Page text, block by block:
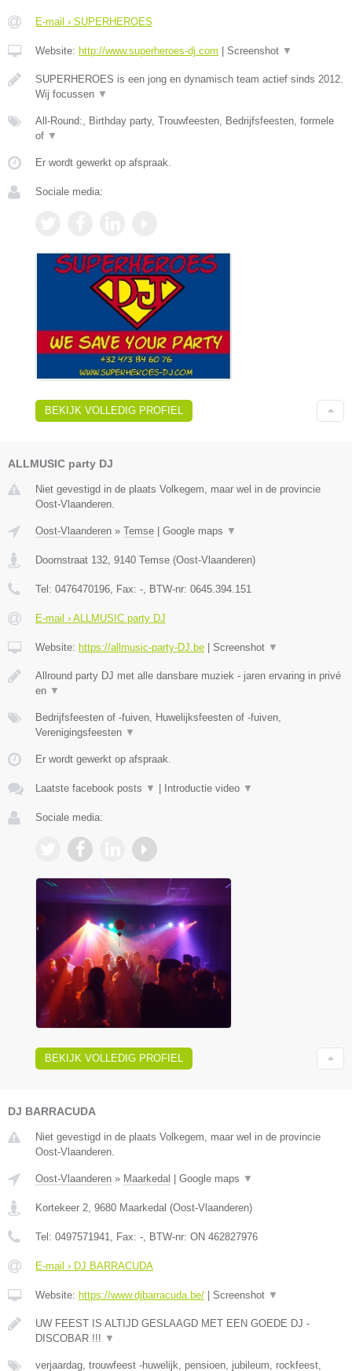
E-mail › SUPERHEROES
Website: http://www.superheroes-dj.com Screenshot ▼
SUPERHEROES is een jong en dynamisch team actief sinds 2012.
Wij focussen ▼
All-Round:, Birthday party, Trouwfeesten, Bedrijfsfeesten, formele
of ▼
Er wordt gewerkt op afspraak.
Sociale media:
BEKIJK VOLLEDIG PROFIEL
ALLMUSIC party DJ
Niet gevestigd in de plaats Volkegem, maar wel in de provincie
Oost-Vlaanderen.
Oost-Vlaanderen » Temse Google maps ▼
Doornstraat 132 9140 Temse (Oost-Vlaanderen)
Tel: 0476470196 , Fax: - , BTW-nr: 0645.394.151
E-mail › ALLMUSIC party DJ
Website: https://allmusic-party-DJ.be Screenshot ▼
Allround party DJ met alle dansbare muziek - jaren ervaring in privé
en ▼
Bedrijfsfeesten of -fuiven, Huwelijksfeesten of -fuiven,
Verenigingsfeesten ▼
Er wordt gewerkt op afspraak.
Laatste facebook posts ▼ Introductie video ▼
Sociale media:
BEKIJK VOLLEDIG PROFIEL
DJ BARRACUDA
Niet gevestigd in de plaats Volkegem, maar wel in de provincie
Oost-Vlaanderen.
Oost-Vlaanderen » Maarkedal Google maps ▼
Kortekeer 2, 9680 Maarkedal (Oost-Vlaanderen)
Tel: 0497571941, Fax: -, BTW-nr: ON 462827976
E-mail › DJ BARRACUDA
Website: https://www.djbarracuda.be/ Screenshot ▼
UW FEEST IS ALTIJD GESLAAGD MET EEN GOEDE DJ -
DISCOBAR !!! ▼
verjaardag, trouwfeest -huwelijk, pensioen, jubileum, rockfeest,